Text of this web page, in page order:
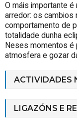
O máis importante
arredor: os cambios
comportamento de
totalidade dunha
Neses momentos é
atmosfera e gozar
ACTIVIDADES
LIGAZÓNS E